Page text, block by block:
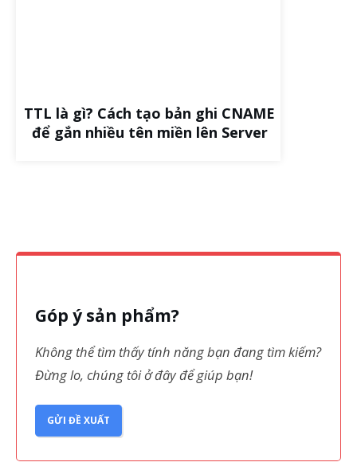
TTL là gì? Cách tạo bản ghi CNAME
để gắn nhiều tên miền lên Server
Góp ý sản phẩm?
Không thể tìm thấy tính năng bạn đang tìm kiếm?
Đừng lo, chúng tôi ở đây để giúp bạn!
GỬI ĐỀ XUẤT